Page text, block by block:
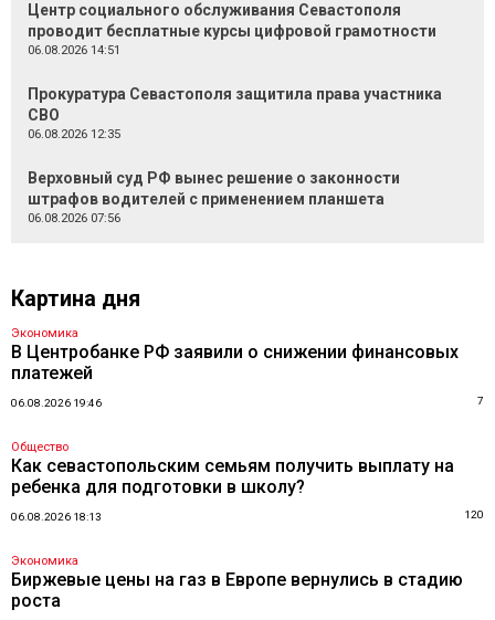
Центр социального обслуживания Севастополя
проводит бесплатные курсы цифровой грамотности
06.08.2026 14:51
Прокуратура Севастополя защитила права участника
СВО
06.08.2026 12:35
Верховный суд РФ вынес решение о законности
штрафов водителей с применением планшета
06.08.2026 07:56
Картина дня
Экономика
В Центробанке РФ заявили о снижении финансовых
платежей
06.08.2026 19:46 7
Общество
Как севастопольским семьям получить выплату на
ребенка для подготовки в школу?
06.08.2026 18:13 120
Экономика
Биржевые цены на газ в Европе вернулись в стадию
роста